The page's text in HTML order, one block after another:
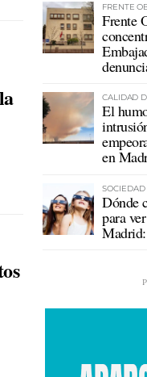
FRENTE
Frente
CALIDAD
El
en
SOCIEDAD
Dónde
para